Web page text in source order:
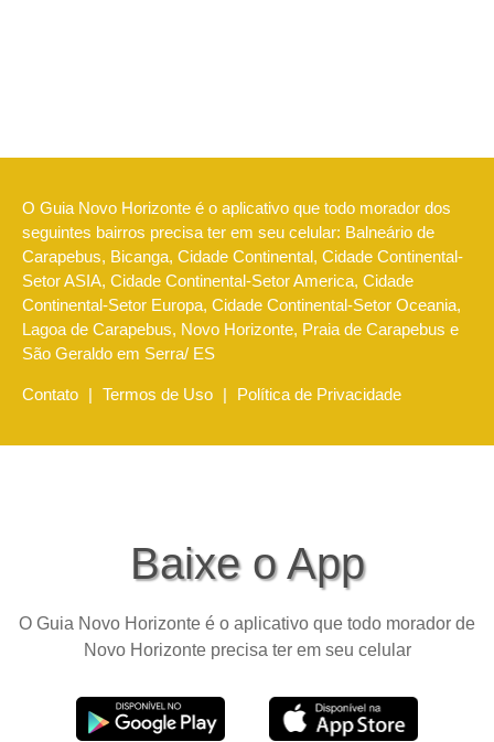
O Guia Novo Horizonte é o aplicativo que todo morador dos
seguintes bairros precisa ter em seu celular: Balneário de
Carapebus, Bicanga, Cidade Continental, Cidade Continental-
Setor ASIA, Cidade Continental-Setor America, Cidade
Continental-Setor Europa, Cidade Continental-Setor Oceania,
Lagoa de Carapebus, Novo Horizonte, Praia de Carapebus e
São Geraldo em Serra/ ES
Contato | Termos de Uso | Política de Privacidade
Baixe o App
O Guia Novo Horizonte é o aplicativo que todo morador de
Novo Horizonte precisa ter em seu celular